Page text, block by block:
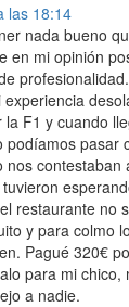
las 18:14
nada bueno
en mi opinión
la F1 y cuando
podíamos pasar
nos contestaban
restaurante no
y para colmo
Pagué 320€
para mi chico,
a nadie.